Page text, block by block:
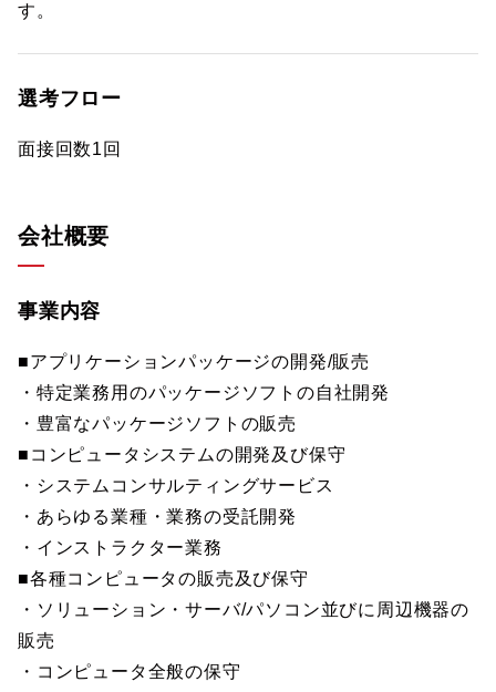
す。
選考フロー
面接回数1回
会社概要
事業内容
■アプリケーションパッケージの開発/販売
・特定業務用のパッケージソフトの自社開発
・豊富なパッケージソフトの販売
■コンピュータシステムの開発及び保守
・システムコンサルティングサービス
・あらゆる業種・業務の受託開発
・インストラクター業務
■各種コンピュータの販売及び保守
・ソリューション・サーバ/パソコン並びに周辺機器の
販売
・コンピュータ全般の保守